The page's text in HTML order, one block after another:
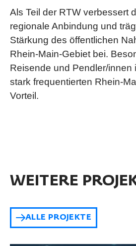
Als Teil der RTW verbessert
regionale Anbindung und
Stärkung des öffentlichen
Rhein-Main-Gebiet bei.
Reisende und Pendler/innen
stark frequentierten Rhein-
Vorteil.
WEITERE
ALLE PROJEKTE